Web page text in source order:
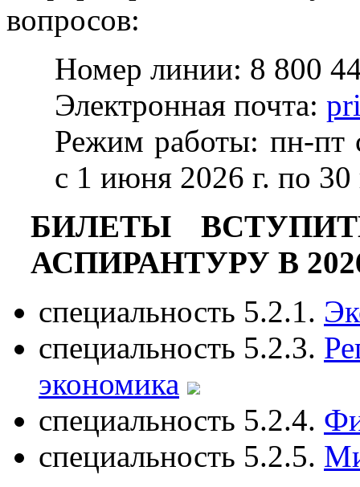
вопросов:
Номер линии: 8 800
Электронная почта:
Режим работы: пн-пт
с 1 июня 2026 г. по 30
БИЛЕТЫ
АСПИРАНТУРУ В
специальность 5.2.1.
специальность 5.2.3.
экономика
специальность 5.2.4.
специальность 5.2.5.